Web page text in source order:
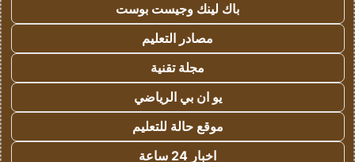
باك لينك وجيست بوست
مصادر التعليم
مجلة تقنية
يو ان بي الرياضي
موقع حالة للتعليم
اخبار 24 ساعة